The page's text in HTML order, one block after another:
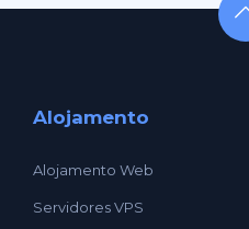
Alojamento
Alojamento Web
Servidores VPS